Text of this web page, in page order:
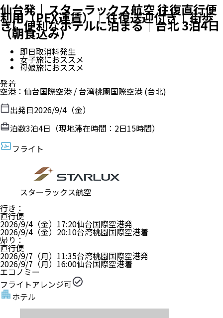
仙台発｜スターラックス航空 往復直行便
利用（PEX運賃）｜往復送迎付き｜街歩
きに便利なホテルに泊まる｜台北 3泊4日
（朝食込み）
即日取消料発生
女子旅におススメ
母娘旅におススメ
発着
空港 ： 仙台国際空港 /台湾桃園国際空港 (台北)
出発日2026/9/4（金）
泊数3泊4日（現地滞在時間： 2日15時間）
フライト
スターラックス航空
行き ：
直行便
2026/9/4（金） 17:20仙台国際空港発
2026/9/4（金） 20:10台湾桃園国際空港着
帰り ：
直行便
2026/9/7（月） 11:35台湾桃園国際空港発
2026/9/7（月） 16:00仙台国際空港着
エコノミー
フライトアレンジ可
ホテル